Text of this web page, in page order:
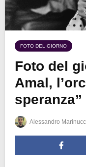
FOTO DEL GIORNO
Foto del
Amal,
speranza”
Alessandro